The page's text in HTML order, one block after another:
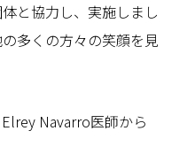
と協力し、実施しまし
多くの方々の笑顔を見
Elrey Navarro医師から